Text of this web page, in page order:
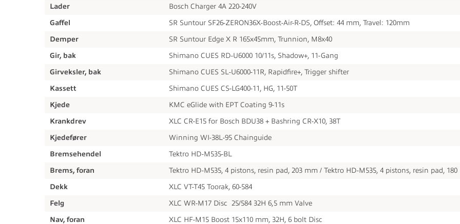
Lader Bosch Charger 4A 220-240V
Gaffel SR Suntour SF26-ZERON36X-Boost-Air-R-DS, Offset: 44 mm, Travel: 120mm
Demper SR Suntour Edge X R 165x45mm, Trunnion, M8x40
Gir, bak Shimano CUES RD-U6000 10/11s, Shadow+, 11-Gang
Girveksler, bak Shimano CUES SL-U6000-11R, Rapidfire+, Trigger shifter
Kassett Shimano CUES CS-LG400-11, HG, 11-50T
Kjede KMC eGlide with EPT Coating 9-11s
Krankdrev XLC CR-E15 for Bosch BDU38 + Bashring CR-X10, 38T
Kjedefører Winning WI-38L-95 Chainguide
Bremsehendel Tektro HD-M535-BL
Brems, foran Tektro HD-M535, 4 pistons, resin pad, 203 mm / Tektro HD-M535, 4 pistons, resin pad,
Dekk XLC VT-T45 Toorak, 60-584
Felg XLC WR-M17 Disc 25/584 32H 6,5 mm Valve
Nav, foran XLC HF-M15 Boost 15x110 mm, 32H, 6 bolt Disc